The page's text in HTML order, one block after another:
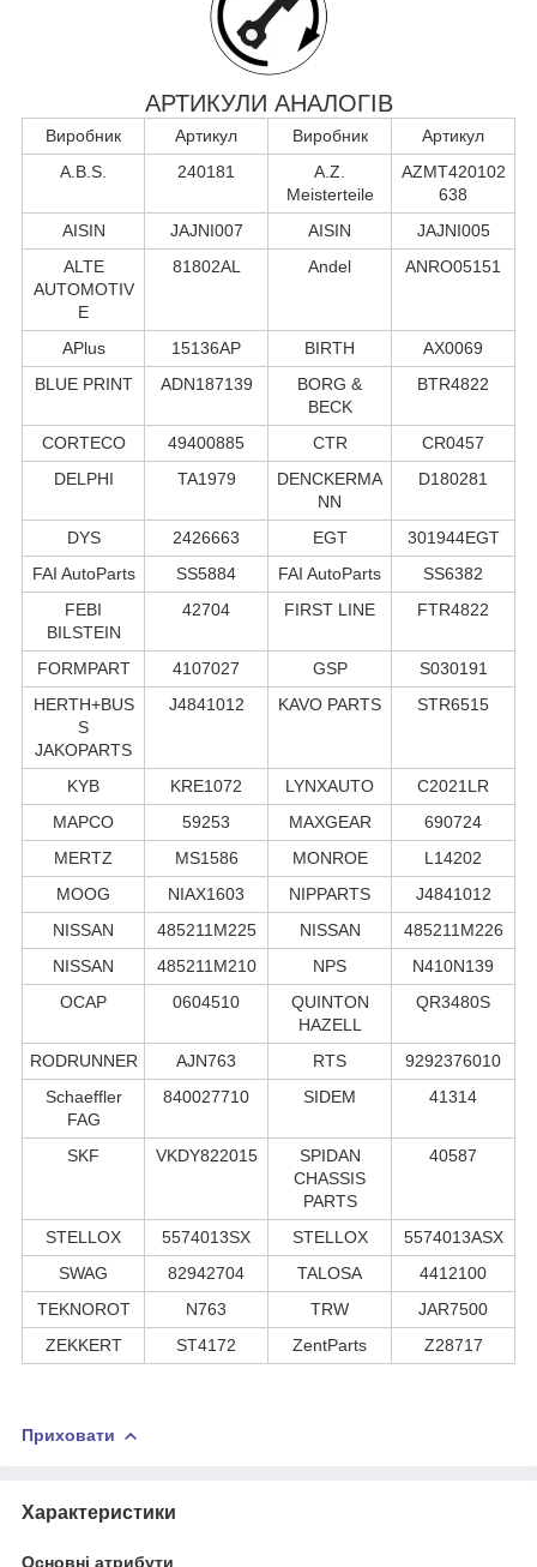
АРТИКУЛИ АНАЛОГІВ
Виробник Артикул Виробник
Артикул
A.B.S.
240181
A.Z.
Meisterteile
AZMT420102
638
AISIN
JAJNI007 AISIN
JAJNI005
ALTE
AUTOMOTIV
E
81802AL Andel ANRO05151
APlus 15136AP BIRTH
AX0069
BLUE PRINT
ADN187139
BORG &
BECK
BTR4822
CORTECO 49400885 CTR
CR0457
DELPHI
TA1979
DENCKERMA
NN
D180281
DYS 2426663 EGT
301944EGT
FAI AutoParts
SS5884 FAI AutoParts
SS6382
FEBI
BILSTEIN
42704 FIRST LINE FTR4822
FORMPART 4107027 GSP
S030191
HERTH+BUS
S
JAKOPARTS
J4841012 KAVO PARTS STR6515
KYB KRE1072 LYNXAUTO
C2021LR
MAPCO
59253 MAXGEAR
690724
MERTZ
MS1586 MONROE
L14202
MOOG
NIAX1603 NIPPARTS
J4841012
NISSAN
485211M225 NISSAN
485211M226
NISSAN
485211M210 NPS
N410N139
OCAP
0604510
QUINTON
HAZELL
QR3480S
RODRUNNER AJN763 RTS
9292376010
Schaeffler
FAG
840027710 SIDEM 41314
SKF VKDY822015
SPIDAN
CHASSIS
PARTS
40587
STELLOX 5574013SX STELLOX
5574013ASX
SWAG
82942704 TALOSA
4412100
TEKNOROT
N763 TRW
JAR7500
ZEKKERT
ST4172 ZentParts Z28717
Приховати
Характеристики
Основні атрибути